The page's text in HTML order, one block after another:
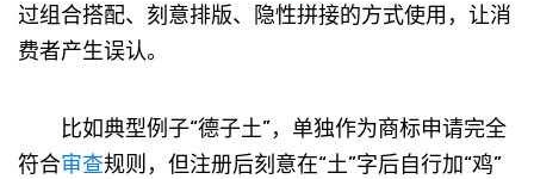
过组合搭配、刻意排版、隐性拼接的方式使用，让消
费者产生误认。
比如典型例子“德子土”，单独作为商标申请完全
符合审查规则，但注册后刻意在“土”字后自行加“鸡”